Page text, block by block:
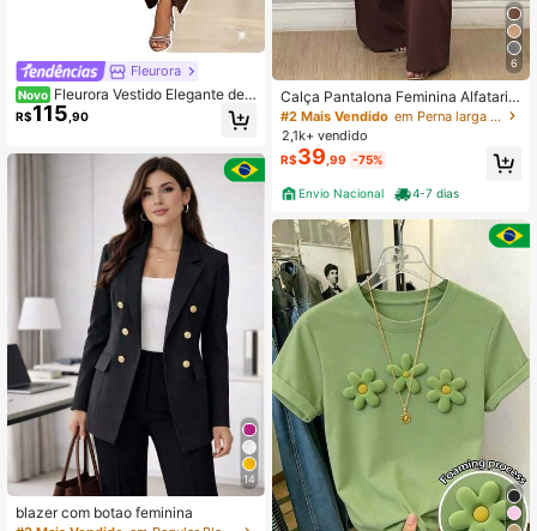
Fleurora
Novo Fleurora Vestido Elegante de F
esta Feminino com Manga Morceg
o, Decoração Metálica e Cintura M
R$115 ,90
14
blazer com botao feminina
6
Calça Pantalona Feminina Alfataria
com Botão e Ziper Wide Leg
#2 Mais Vendido
em Perna larga Calças Femininas
2,1k+ vendido
R$39 ,99 -75%
Envio Nacional 4-7 dias